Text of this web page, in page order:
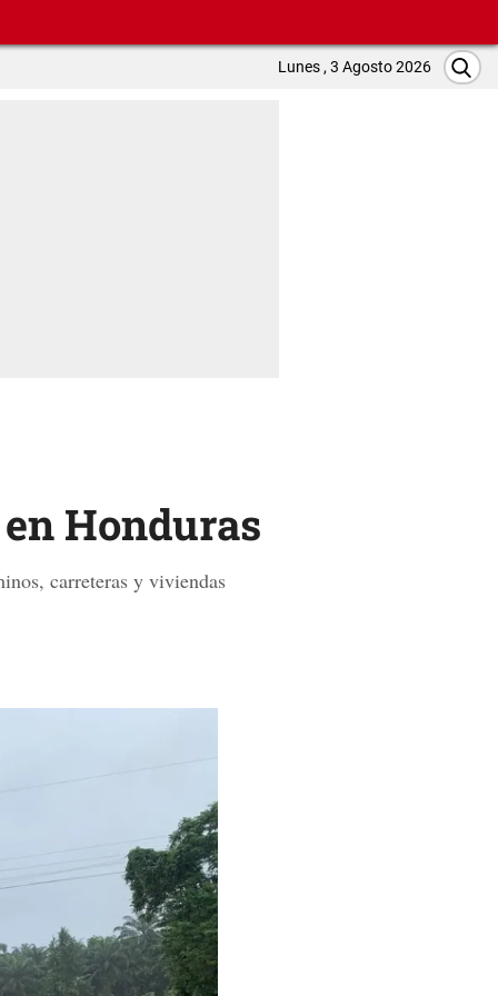
Lunes , 3 Agosto 2026
Honduras
carreteras y viviendas